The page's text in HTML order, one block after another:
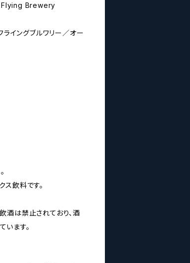
Flying Brewery
イングブルワリー／オー
ス飲料です。
は禁止されており、酒
ます。